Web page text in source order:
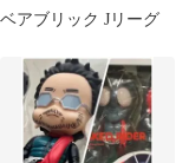
ベアブリック Jリーグ